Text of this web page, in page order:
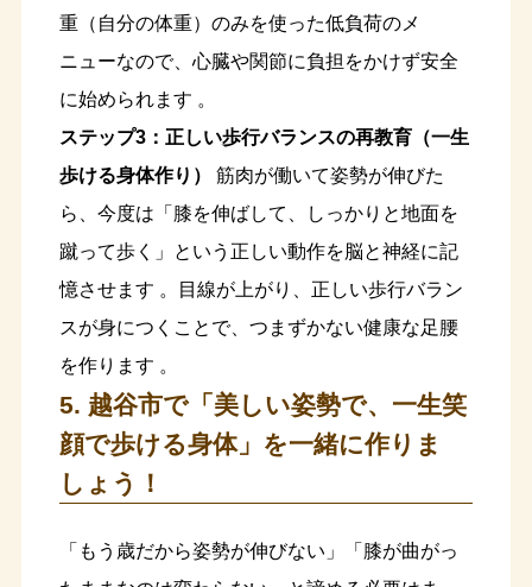
重（自分の体重）のみを使った低負荷のメ
ニューなので、心臓や関節に負担をかけず安全
に始められます 。
ステップ3：正しい歩行バランスの再教育（一生
歩ける身体作り）
筋肉が働いて姿勢が伸びた
ら、今度は「膝を伸ばして、しっかりと地面を
蹴って歩く」という正しい動作を脳と神経に記
憶させます 。目線が上がり、正しい歩行バラン
スが身につくことで、つまずかない健康な足腰
を作ります 。
5. 越谷市で「美しい姿勢で、一生笑
顔で歩ける身体」を一緒に作りま
しょう！
「もう歳だから姿勢が伸びない」「膝が曲がっ